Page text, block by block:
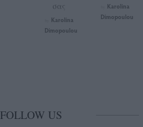
σας
Karolina
Dimopoulou
Karolina
Dimopoulou
FOLLOW US